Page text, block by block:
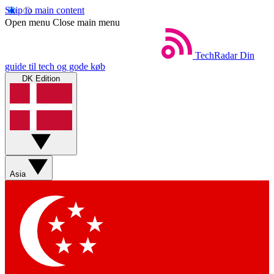
Skip to main content
Open menu Close main menu
TechRadar Din
guide til tech og gode køb
DK Edition
Asia